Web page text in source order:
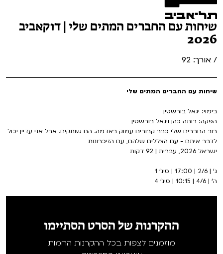
שיחות עם החברים המתים שלי | דוקאביב
2026
/ אורך: 92
שיחות עם החברים המתים שלי
בימוי: יגאל בורשטין
הפקה: רותה כהן ויגאל בורשטין
רוב החברים שלי כבר קבורים עמוק באדמה. הם שותקים. אבל אני עדיין יכול
לדבר איתם - עם הצללים שלהם, עם הזיכרונות
ישראל 2026, עברית | 92 דקות
ג' | 2/6 | 17:00 | סינ' 1
ה' | 4/6 | 10:15 | סינ' 4
ההקרנות של הסרט הסתיימו
מוזמנים לצפות בכל ההקרנות החמות